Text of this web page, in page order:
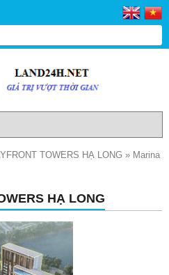
TOWERS HẠ LONG » Marina
HẠ LONG